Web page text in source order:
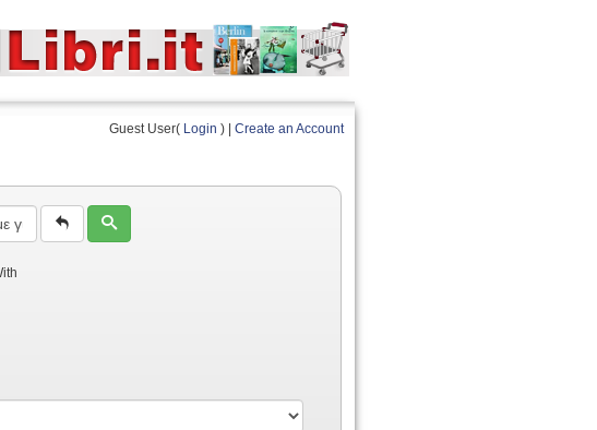
Guest User( Login ) | Create an Account